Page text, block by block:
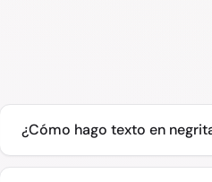
¿Cómo hago texto en